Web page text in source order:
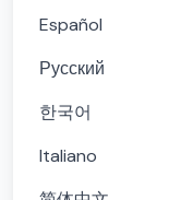
Español
Русский
한국어
Italiano